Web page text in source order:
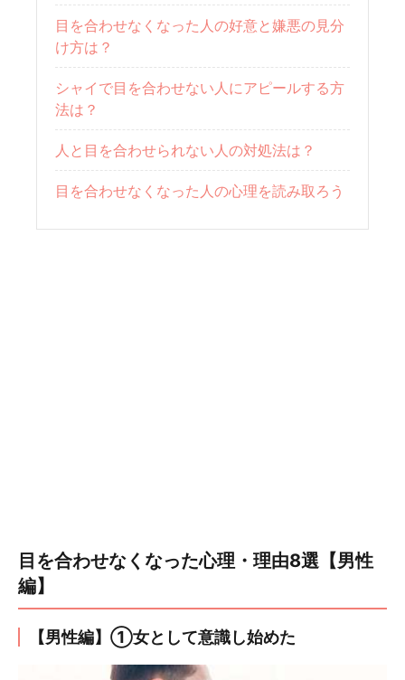
目を合わせなくなった人の好意と嫌悪の見分
け方は？
シャイで目を合わせない人にアピールする方
法は？
人と目を合わせられない人の対処法は？
目を合わせなくなった人の心理を読み取ろう
目を合わせなくなった心理・理由8選【男性
編】
【男性編】①女として意識し始めた